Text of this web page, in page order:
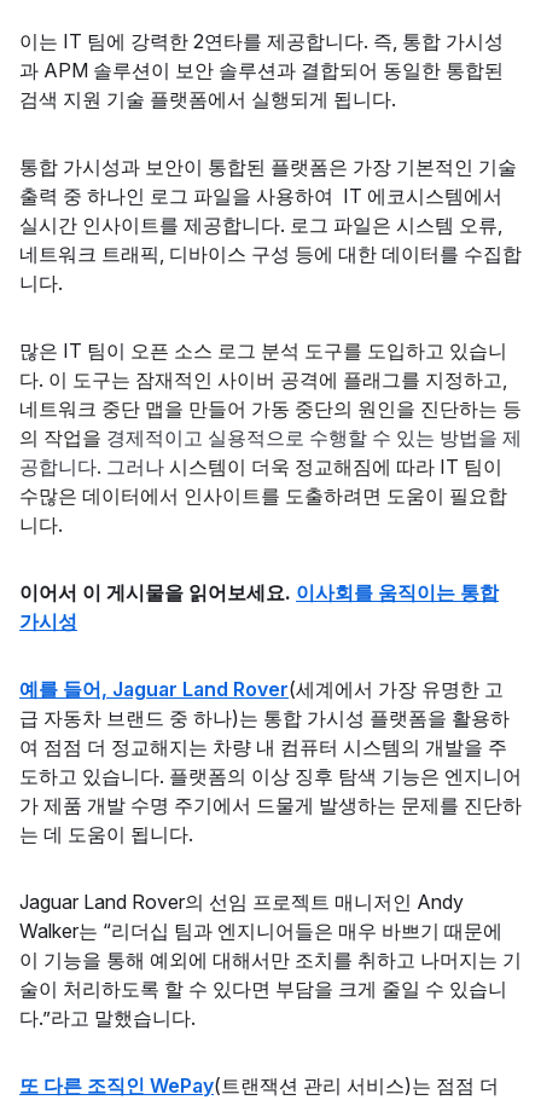
이는 IT 팀에 강력한 2연타를 제공합니다. 즉, 통합 가시성
과 APM 솔루션이 보안 솔루션과 결합되어 동일한 통합된
검색 지원 기술 플랫폼에서 실행되게 됩니다.
통합 가시성과 보안이 통합된 플랫폼은 가장 기본적인 기술
출력 중 하나인 로그 파일을 사용하여 IT 에코시스템에서
실시간 인사이트를 제공합니다. 로그 파일은 시스템 오류,
네트워크 트래픽, 디바이스 구성 등에 대한 데이터를 수집합
니다.
많은 IT 팀이 오픈 소스 로그 분석 도구를 도입하고 있습니
다. 이 도구는 잠재적인 사이버 공격에 플래그를 지정하고,
네트워크 중단 맵을 만들어 가동 중단의 원인을 진단하는 등
의 작업을 경제적이고 실용적으로 수행할 수 있는 방법을 제
공합니다. 그러나 시스템이 더욱 정교해짐에 따라 IT 팀이
수많은 데이터에서 인사이트를 도출하려면 도움이 필요합
니다.
이어서 이 게시물을 읽어보세요. 이사회를 움직이는 통합
가시성
예를 들어, Jaguar Land Rover(세계에서 가장 유명한 고
급 자동차 브랜드 중 하나)는 통합 가시성 플랫폼을 활용하
여 점점 더 정교해지는 차량 내 컴퓨터 시스템의 개발을 주
도하고 있습니다. 플랫폼의 이상 징후 탐색 기능은 엔지니어
가 제품 개발 수명 주기에서 드물게 발생하는 문제를 진단하
는 데 도움이 됩니다.
Jaguar Land Rover의 선임 프로젝트 매니저인 Andy
Walker는 “리더십 팀과 엔지니어들은 매우 바쁘기 때문에
이 기능을 통해 예외에 대해서만 조치를 취하고 나머지는 기
술이 처리하도록 할 수 있다면 부담을 크게 줄일 수 있습니
다.”라고 말했습니다.
또 다른 조직인 WePay(트랜잭션 관리 서비스)는 점점 더